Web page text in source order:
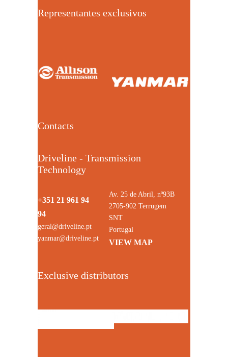
Representantes exclusivos
Contacts
Driveline - Transmission
Technology
+351 21 961 94
94
geral@driveline.pt
yanmar@driveline.pt
Av. 25 de Abril, nº93B
2705-902 Terrugem
SNT
Portugal
VIEW MAP
Exclusive distributors